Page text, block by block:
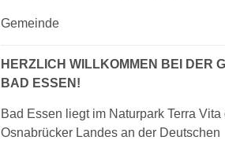
Gemeinde
HERZLICH WILLKOMMEN BEI DER
BAD ESSEN!
Bad Essen liegt im Naturpark Terra Vita
Osnabrücker Landes an der Deutschen